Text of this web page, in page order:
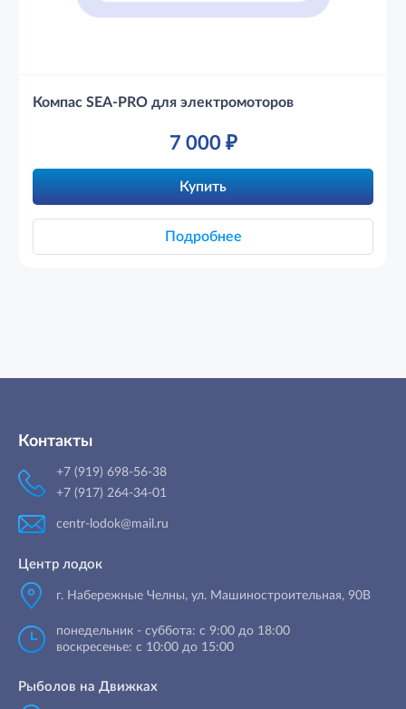
Компас SEA-PRO для электромоторов
7 000₽
Купить
Подробнее
Контакты
+7 (919) 698-56-38
+7 (917) 264-34-01
centr-lodok@mail.ru
Центр лодок
г. Набережные Челны, ул. Машиностроительная, 90B
понедельник - суббота: с 9:00 до 18:00
воскресенье: с 10:00 до 15:00
Рыболов на Движках